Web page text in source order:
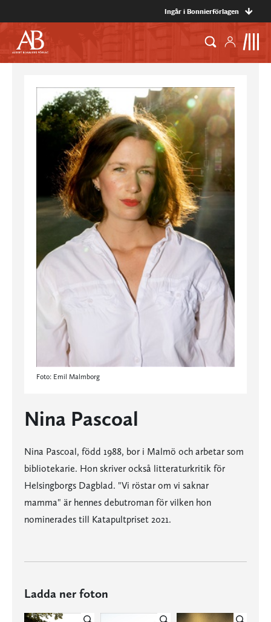
Ingår i Bonnierförlagen
Foto: Emil Malmborg
Nina Pascoal
Nina Pascoal, född 1988, bor i Malmö och arbetar som
bibliotekarie. Hon skriver också litteraturkritik för
Helsingborgs Dagblad. "Vi röstar om vi saknar
mamma" är hennes debutroman för vilken hon
nominerades till Katapultpriset 2021.
Ladda ner foton